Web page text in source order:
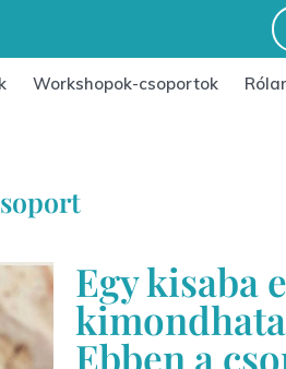
Workshopok-csoportok
Egy kisaba
Ebben a